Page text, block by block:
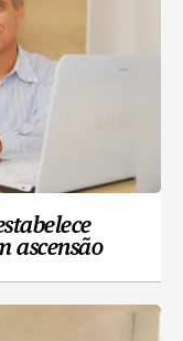
ascensão